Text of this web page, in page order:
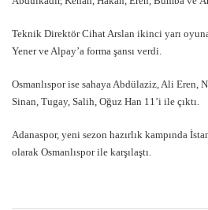
Teknik Direktör Cihat Arslan ikinci yarı
Yener ve Alpay’a forma şansı verdi.
Osmanlıspor ise sahaya Abdülaziz, Ali Eren,
Sinan, Tugay, Salih, Oğuz Han 11’i ile çıktı.
Adanaspor, yeni sezon hazırlık kampında
olarak Osmanlıspor ile karşılaştı.